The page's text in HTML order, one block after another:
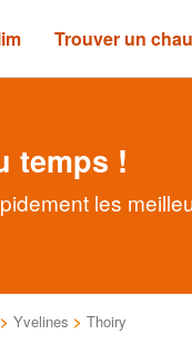
Trouver un
temps !
les
> Yvelines > Thoiry